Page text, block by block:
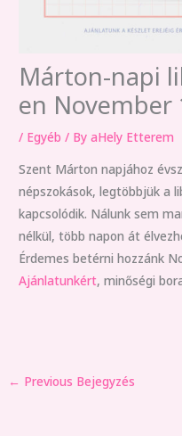
Márton-napi
en November
/ Egyéb / ByaHely Etterem
Szent Márton napjához
népszokások, legtöbbjük a
kapcsolódik. Nálunk sem
nélkül, több napon át
Érdemes betérni hozzánk
Ajánlatunkért, minőségi
← Previous Bejegyzés